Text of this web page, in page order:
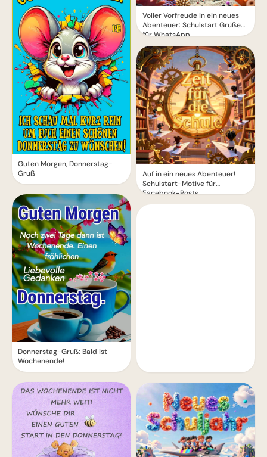
Guten Morgen, Donnerstag-
Gruß
Donnerstag-Gruß: Bald ist
Wochenende!
Voller Vorfreude in ein neues
Abenteuer: Schulstart Grüße
für WhatsApp
Auf in ein neues Abenteuer!
Schulstart-Motive für
Facebook-Posts